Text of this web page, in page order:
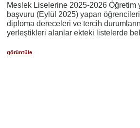
Meslek Liselerine 2025-2026 Öğretim
başvuru (Eylül 2025) yapan
diploma dereceleri ve tercih
yerleştikleri alanlar ekteki listelerde
görüntüle